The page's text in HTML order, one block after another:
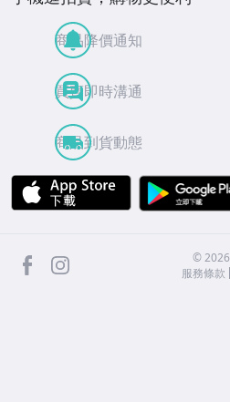
商品降價通知
買賣即時溝通
商品到貨動態
APP Store
facebook ©2026
服務條款